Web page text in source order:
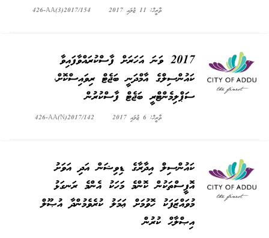
ތާރީޚް: 11 ޖުލައި 2017 426-AA(3)2017/154
2017 ވަނަ އަހަރަށް ފާސްކުރައްވާފައިވާ
ކައުންސިލްގެ އާމްދަނީ ބަޖެޓް ރިވައިސްކޮށް،
ސަޕްލިމެންޓްރީ ބަޖެޓް ފާސްކުރުން
ތާރީޚް: 6 ޖުލައި 2017 426-AA(N)2017/142
ކައުންސިލް އިދާރާގެ ޑިވިޝަން އަދި އަވަށު
އޮފީސްތަކުން ކޮންމެ މަހަކު އެންމެ ރަނގަޅު
މުވައްޒަފަކު ހޮވުމަށް ޢަމަލު ކުރެވެމުންދާ އުޞޫލް
އިޞްލާޙް ކުރުން